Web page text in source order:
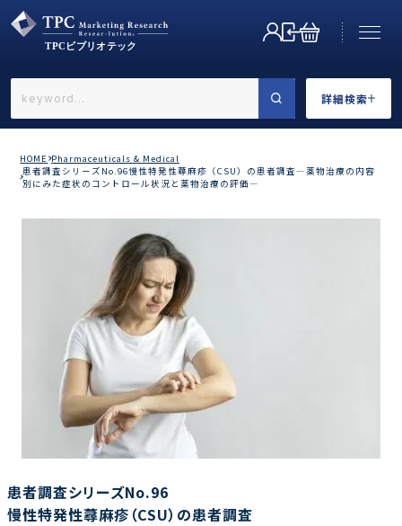
詳細検索
←戻る
カテゴリで選ぶ
調査の種類で選ぶ
HOME Pharmaceuticals & Medical
患者調査シリーズNo.96慢性特発性蕁麻疹（CSU）の患者調査―薬物治療の内容
別にみた症状のコントロール状況と薬物治療の評価―
患者調査シリーズNo.96
慢性特発性蕁麻疹（CSU）の患者調査